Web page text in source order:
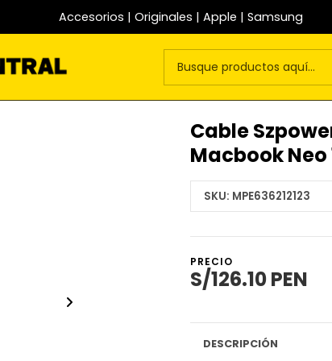
Accesorios | Originales | Apple | Samsung
Cable
Macbook Neo
SKU: MPE636212123
PRECIO
S/126.10 PEN
DESCRIPCIÓN